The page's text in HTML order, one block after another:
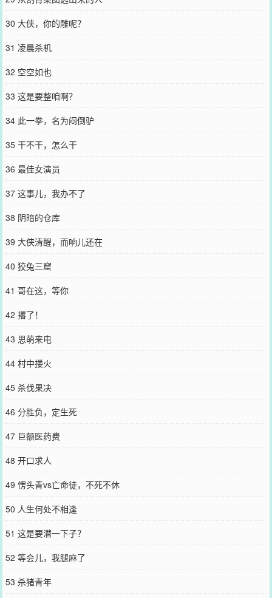
30 大侠，你的雕呢？
31 凌晨杀机
32 空空如也
33 这是要整咱啊？
34 此一拳，名为闷倒驴
35 干不干，怎么干
36 最佳女演员
37 这事儿，我办不了
38 阴暗的仓库
39 大侠清醒，而响儿还在
40 狡兔三窟
41 哥在这，等你
42 撂了！
43 思萌来电
44 村中搂火
45 杀伐果决
46 分胜负，定生死
47 巨额医药费
48 开口求人
49 愣头青vs亡命徒，不死不休
50 人生何处不相逢
51 这是要潜一下子？
52 等会儿，我腿麻了
53 杀猪青年